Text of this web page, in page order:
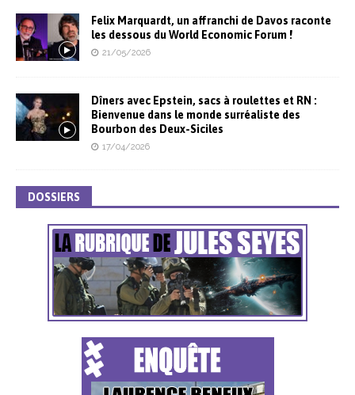
Felix Marquardt, un affranchi de Davos raconte
les dessous du World Economic Forum !
21/05/2026
Dîners avec Epstein, sacs à roulettes et RN :
Bienvenue dans le monde surréaliste des
Bourbon des Deux-Siciles
17/04/2026
DOSSIERS